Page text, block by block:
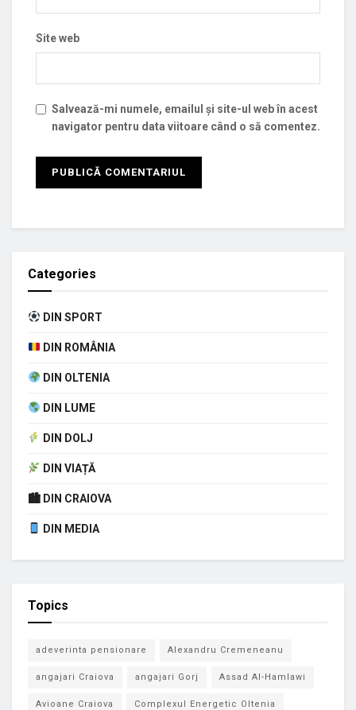
Site web
Salvează-mi numele, emailul și site-ul web în acest
navigator pentru data viitoare când o să comentez.
Categories
DIN SPORT
DIN ROMÂNIA
DIN OLTENIA
DIN LUME
DIN DOLJ
DIN VIAȚĂ
🏙 DIN CRAIOVA
DIN MEDIA
Topics
adeverinta pensionare Alexandru Cremeneanu
angajari Craiova angajari Gorj Assad Al-Hamlawi
Avioane Craiova Complexul Energetic Oltenia